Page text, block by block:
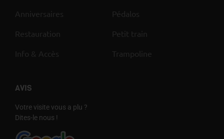
Anniversaires
Restauration
Info & Accès
Pédalos
Petit train
Trampoline
AVIS
Votre visite vous a plu ?
Dites-le nous !